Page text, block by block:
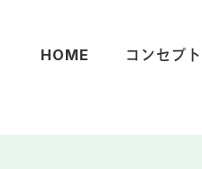
HOME コンセプト